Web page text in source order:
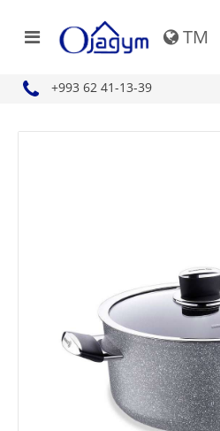
TM
+993 62 41-13-39